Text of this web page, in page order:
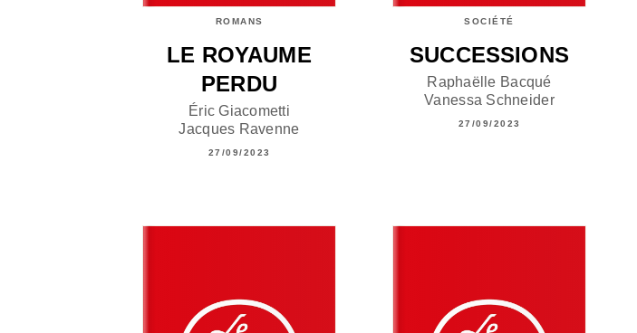
ROMANS
LE ROYAUME
PERDU
Éric Giacometti
Jacques Ravenne
27/09/2023
SOCIÉTÉ
SUCCESSIONS
Raphaëlle Bacqué
Vanessa Schneider
27/09/2023